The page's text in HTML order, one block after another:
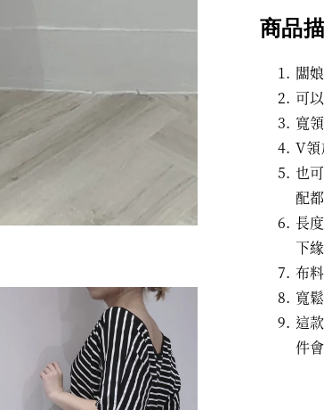
商品
闆
可
寬
V
也
配
長
下
布
寬
這
件